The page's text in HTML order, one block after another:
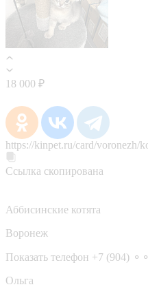
18 000 ₽
https://kinpet.ru/card/voronezh/
Ссылка скопирована
Аббисинские котята
Воронеж
Показать телефон +7 (904)
Ольга